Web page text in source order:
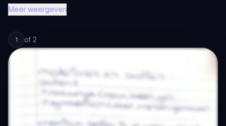
Meer weergeven
1 of 2